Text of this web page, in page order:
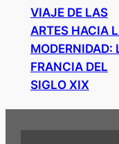
VIAJE DE LAS
ARTES HACIA
MODERNIDAD:
FRANCIA DEL
SIGLO XIX